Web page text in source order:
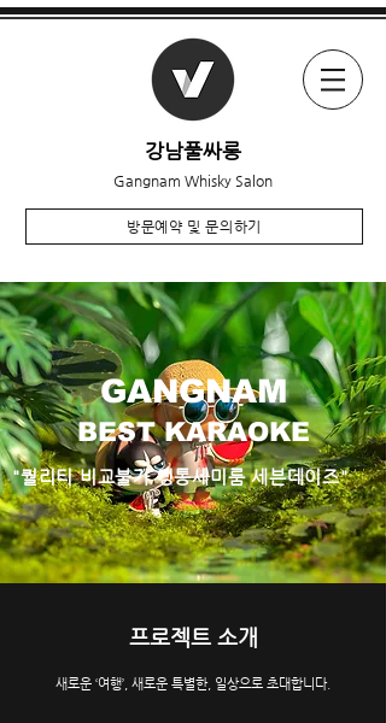
강남풀싸롱
Gangnam Whisky Salon
방문예약 및 문의하기
GANGNAM
BEST KARAOKE
"퀄리티 비교불가 정통세미룸 세븐데이즈"
프로젝트 소개
새로운 ‘여행’, 새로운 특별한, 일상으로 초대합니다.